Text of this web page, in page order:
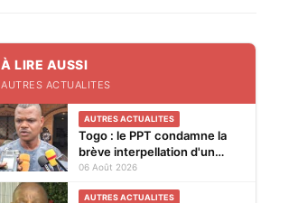
À LIRE AUSSI
AUTRES ACTUALITES
AUTRES ACTUALITES
Togo : le PPT condamne la
brève interpellation d'un
vendeur de journaux à Lomé
06 Août 2026
AUTRES ACTUALITES